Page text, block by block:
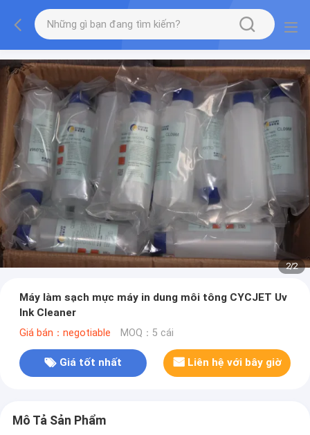
2/2
Máy làm sạch mực máy in dung môi tông CYCJET Uv
Ink Cleaner
Giá bán：negotiable MOQ：5 cái
Giá tốt nhất Liên hệ với bây giờ
Mô Tả Sản Phẩm